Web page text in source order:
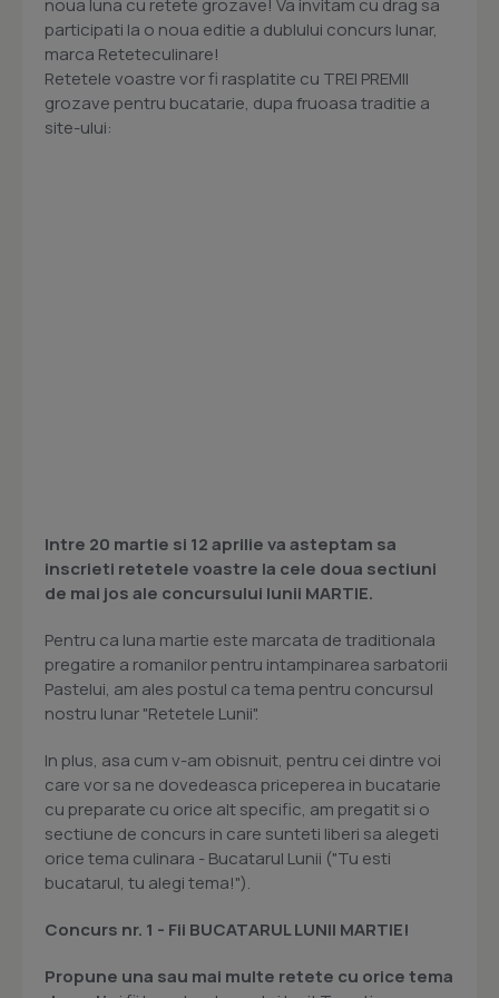
noua luna cu retete grozave! Va invitam cu drag sa
participati la o noua editie a dublului concurs lunar,
marca Reteteculinare!
Retetele voastre vor fi rasplatite cu TREI PREMII
grozave pentru bucatarie, dupa fruoasa traditie a
site-ului:
Intre 20 martie si 12 aprilieva asteptam sa
inscrieti retetele voastre la cele doua sectiuni
de mai jos ale concursului lunii MARTIE.
Pentru ca luna martie este marcata de traditionala
pregatire a romanilor pentru intampinarea sarbatorii
Pastelui, am ales postul ca tema pentru concursul
nostru lunar "Retetele Lunii".
In plus, asa cum v-am obisnuit, pentru cei dintre voi
care vor sa ne dovedeasca priceperea in bucatarie
cu preparate cu orice alt specific, am pregatit si o
sectiune de concurs in care sunteti liberi sa alegeti
orice tema culinara - Bucatarul Lunii ("Tu esti
bucatarul, tu alegi tema!").
Concurs nr. 1 - Fii BUCATARUL LUNII MARTIE!
Propune una sau mai multe retete cu orice tema